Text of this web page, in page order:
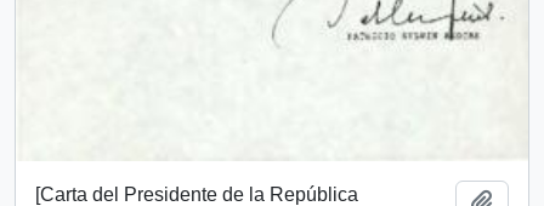
[Carta del Presidente de la República